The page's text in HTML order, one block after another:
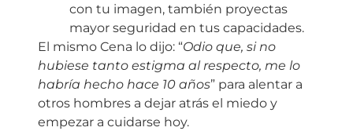
con tu imagen, también proyectas
mayor seguridad en tus capacidades.
El mismo Cena lo dijo: “Odio que, si no
hubiese tanto estigma al respecto, me lo
habría hecho hace 10 años” para alentar a
otros hombres a dejar atrás el miedo y
empezar a cuidarse hoy.